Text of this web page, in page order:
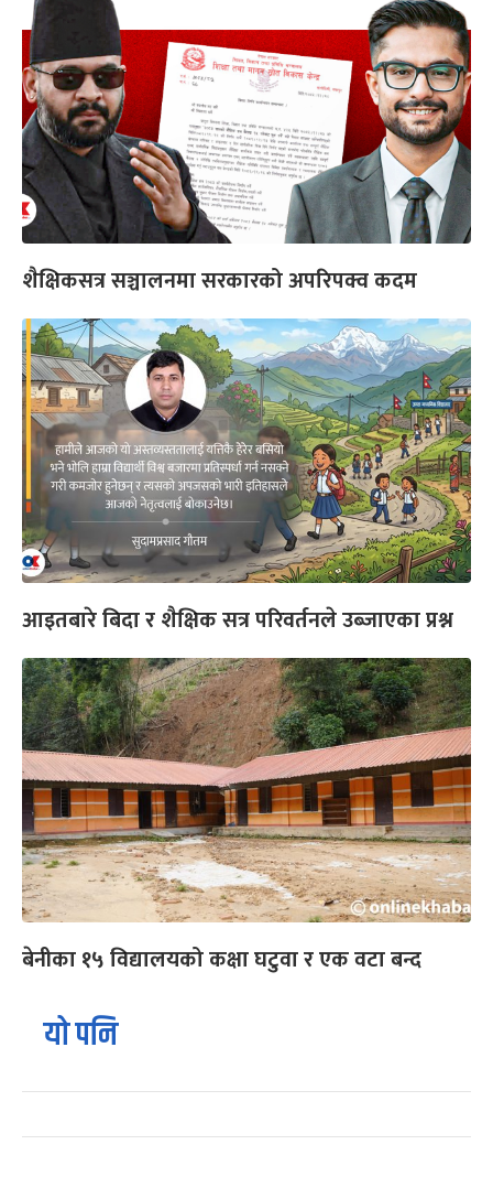
शैक्षिकसत्र सञ्चालनमा सरकारको अपरिपक्व कदम
आइतबारे बिदा र शैक्षिक सत्र परिवर्तनले उब्जाएका प्रश्न
बेनीका १५ विद्यालयको कक्षा घटुवा र एक वटा बन्द
यो पनि